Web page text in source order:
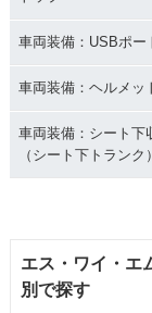
車両装備：USBポー
車両装備：ヘルメッ
車両装備：シート下
（シート下トランク）
エス・ワイ・エ
別で探す